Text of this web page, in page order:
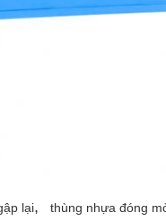
lại, thùng nhựa đóng